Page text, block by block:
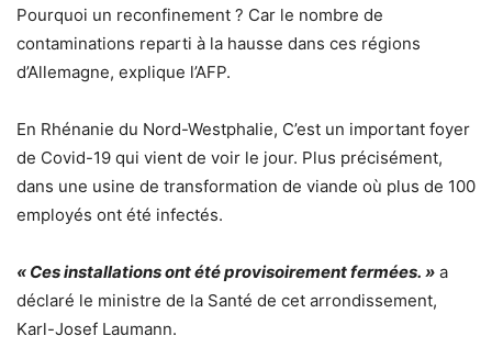
Pourquoi un reconfinement ? Car le nombre de
contaminations reparti à la hausse dans ces régions
d’Allemagne, explique l’AFP.
En Rhénanie du Nord-Westphalie, C’est un important foyer
de Covid-19 qui vient de voir le jour. Plus précisément,
dans une usine de transformation de viande où plus de 100
employés ont été infectés.
« Ces installations ont été provisoirement fermées. » a
déclaré le ministre de la Santé de cet arrondissement,
Karl-Josef Laumann.